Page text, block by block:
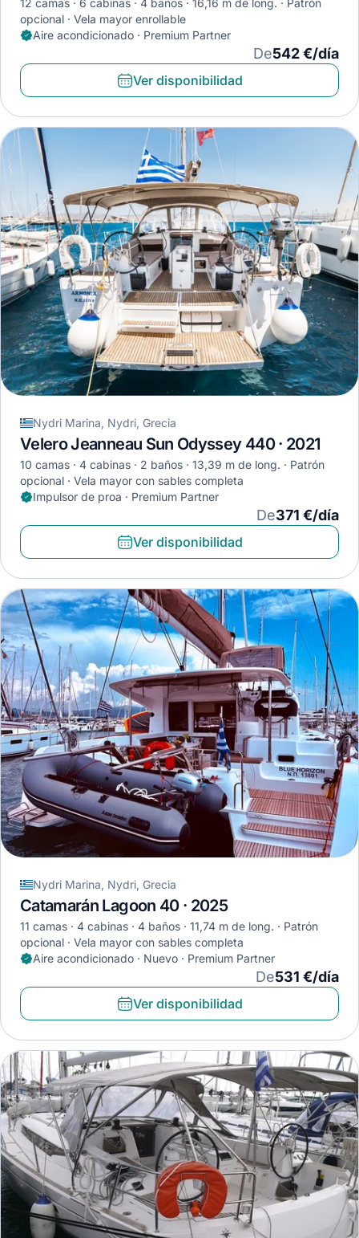
12 camas 6 cabinas 4 baños 16,16 m de long.
Patrón
opcional
Vela mayor enrollable
Aire acondicionado · Premium Partner
De542 €/día
Ver disponibilidad
Nydri Marina, Nydri, Grecia
Velero Jeanneau Sun Odyssey 440 · 2021
10 camas 4 cabinas 2 baños 13,39 m de long.
Patrón
opcional
Vela mayor con sables completa
Impulsor de proa · Premium Partner
De371 €/día
Ver disponibilidad
Nydri Marina, Nydri, Grecia
Catamarán Lagoon 40 · 2025
11 camas 4 cabinas 4 baños 11,74 m de long.
Patrón
opcional
Vela mayor con sables completa
Aire acondicionado · Nuevo · Premium Partner
De531 €/día
Ver disponibilidad